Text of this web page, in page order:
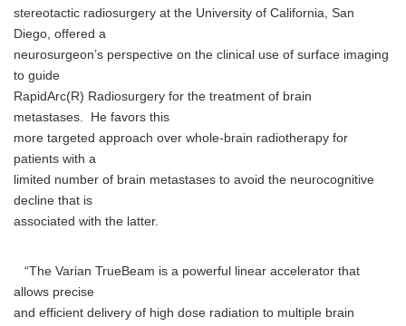
stereotactic radiosurgery at the University of California, San
Diego, offered a
neurosurgeon’s perspective on the clinical use of surface imaging
to guide
RapidArc(R) Radiosurgery for the treatment of brain
metastases. He favors this
more targeted approach over whole-brain radiotherapy for
patients with a
limited number of brain metastases to avoid the neurocognitive
decline that is
associated with the latter.
“The Varian TrueBeam is a powerful linear accelerator that
allows precise
and efficient delivery of high dose radiation to multiple brain